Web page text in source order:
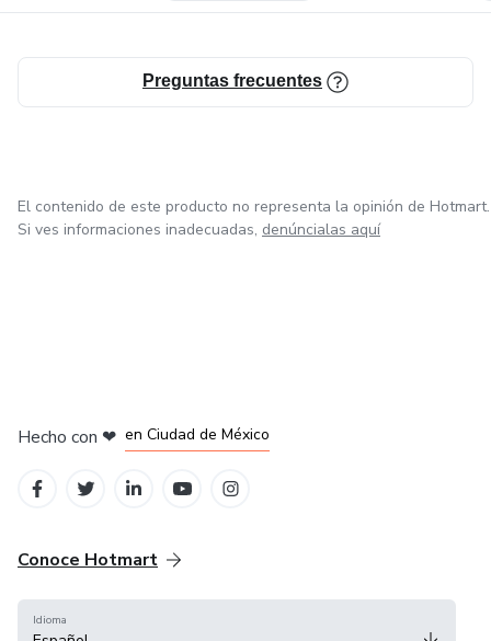
Preguntas frecuentes
El contenido de este producto no representa la opinión de Hotmart.
Si ves informaciones inadecuadas, denúncialas aquí
Hecho con ❤ en Ciudad de México
Conoce Hotmart
Idioma